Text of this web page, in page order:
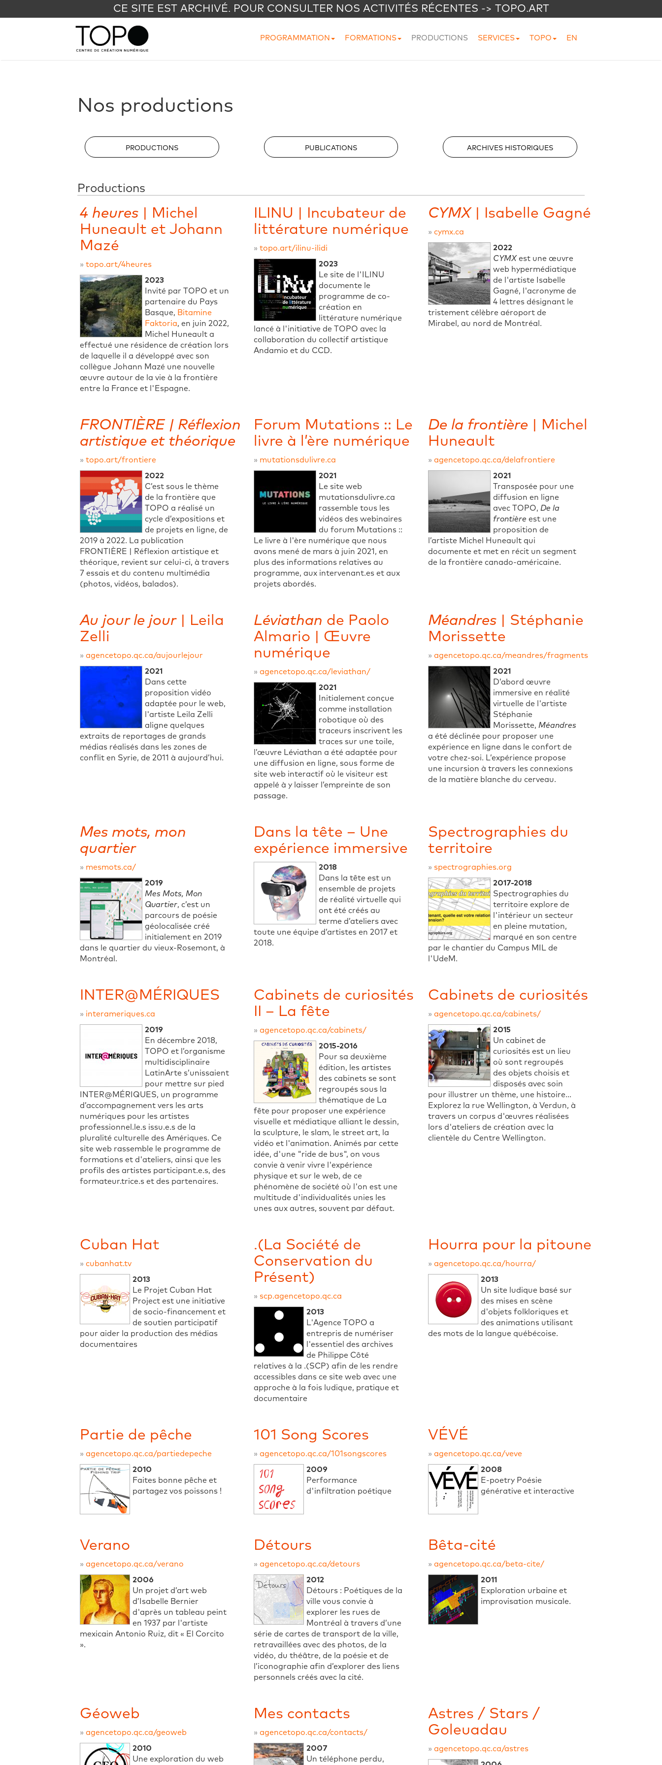
CE SITE EST ARCHIVÉ. POUR CONSULTER NOS ACTIVITÉS RÉCENTES -> TOPO.ART
PROGRAMMATION FORMATIONS PRODUCTIONS SERVICES TOPO EN
Nos productions
PRODUCTIONS PUBLICATIONS ARCHIVES HISTORIQUES
Productions
4 heures | Michel
Huneault et Johann
Mazé
» topo.art/4heures
2023
Invité par TOPO et un
partenaire du Pays
Basque, Bitamine
Faktoria, en juin 2022,
Michel Huneault a
effectué une résidence de création lors
de laquelle il a développé avec son
collègue Johann Mazé une nouvelle
œuvre autour de la vie à la frontière
entre la France et l'Espagne.
ILINU | Incubateur de
littérature numérique
»topo.art/ilinu-ilidi
2023
Le site de l'ILINU
documente le
programme de co-
création en
littérature numérique
lancé à l'initiative de TOPO avec la
collaboration du collectif artistique
Andamio et du CCD.
CYMX| Isabelle Gagné
» cymx.ca
2022
CYMXest une œuvre
web hypermédiatique
de l'artiste Isabelle
Gagné, l'acronyme de
4 lettres désignant le
tristement célèbre aéroport de
Mirabel, au nord de Montréal.
FRONTIÈRE | Réflexion
artistique et théorique
» topo.art/frontiere
2022
C’est sous le thème
de la frontière que
TOPO a réalisé un
cycle d’expositions et
de projets en ligne, de
2019 à 2022. La publication
FRONTIÈRE | Réflexion artistique et
théorique, revient sur celui-ci, à travers
7 essais et du contenu multimédia
(photos, vidéos, balados).
Forum Mutations :: Le
livre à l’ère numérique
» mutationsdulivre.ca
2021
Le site web
mutationsdulivre.ca
rassemble tous les
vidéos des webinaires
du forum Mutations ::
Le livre à l'ère numérique que nous
avons mené de mars à juin 2021, en
plus des informations relatives au
programme, aux intervenant.es et aux
projets abordés.
De la frontière | Michel
Huneault
» agencetopo.qc.ca/delafrontiere
2021
Transposée pour une
diffusion en ligne
avec TOPO, De la
frontière est une
proposition de
l’artiste Michel Huneault qui
documente et met en récit un segment
de la frontière canado-américaine.
Au jour le jour| Leila
Zelli
» agencetopo.qc.ca/aujourlejour
2021
Dans cette
proposition vidéo
adaptée pour le web,
l'artiste Leila Zelli
aligne quelques
extraits de reportages de grands
médias réalisés dans les zones de
conflit en Syrie, de 2011 à aujourd’hui.
Léviathan de Paolo
Almario | Œuvre
numérique
»agencetopo.qc.ca/leviathan/
2021
Initialement conçue
comme installation
robotique où des
traceurs inscrivent les
traces sur une toile,
l’œuvre Léviathan a été adaptée pour
une diffusion en ligne, sous forme de
site web interactif où le visiteur est
appelé à y laisser l’empreinte de son
passage.
Méandres| Stéphanie
Morissette
» agencetopo.qc.ca/meandres/fragments
2021
D’abord œuvre
immersive en réalité
virtuelle de l'artiste
Stéphanie
Morissette, Méandres
a été déclinée pour proposer une
expérience en ligne dans le confort de
votre chez-soi. L’expérience propose
une incursion à travers les connexions
de la matière blanche du cerveau.
Mes mots, mon
quartier
» mesmots.ca/
2019
Mes Mots, Mon
Quartier, c’est un
parcours de poésie
géolocalisée créé
initialement en 2019
dans le quartier du vieux-Rosemont, à
Montréal.
Dans la tête – Une
expérience immersive
2018
Dans la tête est un
ensemble de projets
de réalité virtuelle qui
ont été créés au
terme d’ateliers avec
toute une équipe d’artistes en 2017 et
2018.
Spectrographies du
territoire
» spectrographies.org
2017-2018
Spectrographies du
territoire explore de
l'intérieur un secteur
en pleine mutation,
marqué en son centre
par le chantier du Campus MIL de
l'UdeM.
INTER@MÉRIQUES
» interameriques.ca
2019
En décembre 2018,
TOPO et l’organisme
multidisciplinaire
LatinArte s’unissaient
pour mettre sur pied
INTER@MÉRIQUES, un programme
d’accompagnement vers les arts
numériques pour les artistes
professionnel.le.s issu.e.s de la
pluralité culturelle des Amériques. Ce
site web rassemble le programme de
formations et d'ateliers, ainsi que les
profils des artistes participant.e.s, des
formateur.trice.s et des partenaires.
Cabinets de curiosités
II – La fête
»agencetopo.qc.ca/cabinets/
2015-2016
Pour sa deuxième
édition, les artistes
des cabinets se sont
regroupés sous la
thématique de La
fête pour proposer une expérience
visuelle et médiatique alliant le dessin,
la sculpture, le slam, le street art, la
vidéo et l'animation. Animés par cette
idée, d'une "ride de bus", on vous
convie à venir vivre l'expérience
physique et sur le web, de ce
phénomène de société où l'on est une
multitude d'individualités unies les
unes aux autres, souvent par défaut.
Cabinets de curiosités
» agencetopo.qc.ca/cabinets/
2015
Un cabinet de
curiosités est un lieu
où sont regroupés
des objets choisis et
disposés avec soin
pour illustrer un thème, une histoire...
Explorez la rue Wellington, à Verdun, à
travers un corpus d'œuvres réalisées
lors d'ateliers de création avec la
clientèle du Centre Wellington.
Cuban Hat
» cubanhat.tv
2013
Le Projet Cuban Hat
Project est une initiative
de socio-financement et
de soutien participatif
pour aider la production des médias
documentaires
.(La Société de
Conservation du
Présent)
» scp.agencetopo.qc.ca
2013
L'Agence TOPO a
entrepris de numériser
l'essentiel des archives
de Philippe Côté
relatives à la .(SCP) afin de les rendre
accessibles dans ce site web avec une
approche à la fois ludique, pratique et
documentaire
Hourra pour la pitoune
» agencetopo.qc.ca/hourra/
2013
Un site ludique basé sur
des mises en scène
d'objets folkloriques et
des animations utilisant
des mots de la langue québécoise.
Partie de pêche
» agencetopo.qc.ca/partiedepeche
2010
Faites bonne pêche et
partagez vos poissons !
101 Song Scores
»agencetopo.qc.ca/101songscores
2009
Performance
d'infiltration poétique
VÉVÉ
» agencetopo.qc.ca/veve
2008
E-poetry Poésie
générative et interactive
Verano
» agencetopo.qc.ca/verano
2006
Un projet d’art web
d’Isabelle Bernier
d'après un tableau peint
en 1937 par l'artiste
mexicain Antonio Ruiz, dit « El Corcito
».
Détours
»agencetopo.qc.ca/detours
2012
Détours : Poétiques de la
ville vous convie à
explorer les rues de
Montréal à travers d’une
série de cartes de transport de la ville,
retravaillées avec des photos, de la
vidéo, du théâtre, de la poésie et de
l’iconographie afin d’explorer des liens
personnels créés avec la cité.
Bêta-cité
» agencetopo.qc.ca/beta-cite/
2011
Exploration urbaine et
improvisation musicale.
Géoweb
» agencetopo.qc.ca/geoweb
2010
Une exploration du web
Mes contacts
»agencetopo.qc.ca/contacts/
2007
Un téléphone perdu,
Astres / Stars /
Goleuadau
» agencetopo.qc.ca/astres